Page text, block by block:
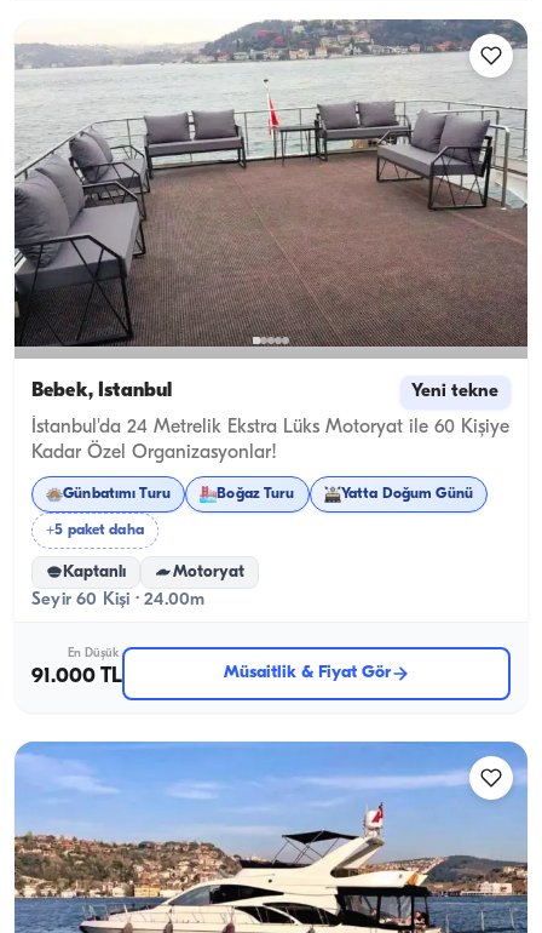
Bebek, İstanbul Yeni tekne
İstanbul'da 24 Metrelik Ekstra Lüks Motoryat ile 60 Kişiye
Kadar Özel Organizasyonlar!
Günbatımı Turu Boğaz Turu Yatta Doğum Günü
+5 paket daha
Kaptanlı Motoryat
Seyir 60 Kişi · 24.00m
En Düşük
91.000 TL Müsaitlik & Fiyat Gör